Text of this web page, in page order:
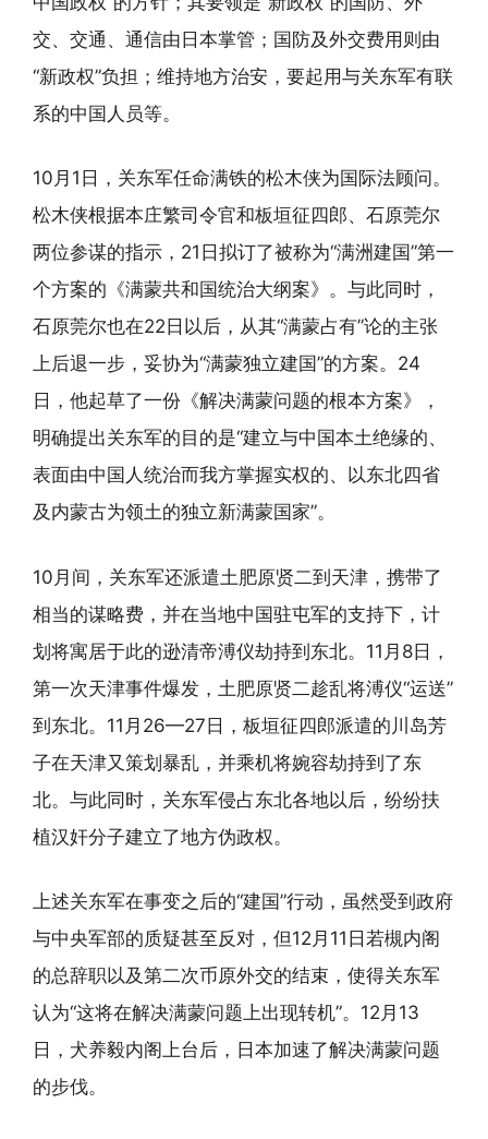
交、交通、通信由日本掌管；国防及外交费用则由
“新政权”负担；维持地方治安，要起用与关东军有联
系的中国人员等。
10月1日，关东军任命满铁的松木侠为国际法顾问。
松木侠根据本庄繁司令官和板垣征四郎、石原莞尔
两位参谋的指示，21日拟订了被称为“满洲建国”第一
个方案的《满蒙共和国统治大纲案》。与此同时，
石原莞尔也在22日以后，从其“满蒙占有”论的主张
上后退一步，妥协为“满蒙独立建国”的方案。24
日，他起草了一份《解决满蒙问题的根本方案》，
明确提出关东军的目的是“建立与中国本土绝缘的、
表面由中国人统治而我方掌握实权的、以东北四省
及内蒙古为领土的独立新满蒙国家”。
10月间，关东军还派遣土肥原贤二到天津，携带了
相当的谋略费，并在当地中国驻屯军的支持下，计
划将寓居于此的逊清帝溥仪劫持到东北。11月8日，
第一次天津事件爆发，土肥原贤二趁乱将溥仪“运送”
到东北。11月26—27日，板垣征四郎派遣的川岛芳
子在天津又策划暴乱，并乘机将婉容劫持到了东
北。与此同时，关东军侵占东北各地以后，纷纷扶
植汉奸分子建立了地方伪政权。
上述关东军在事变之后的“建国”行动，虽然受到政府
与中央军部的质疑甚至反对，但12月11日若槻内阁
的总辞职以及第二次币原外交的结束，使得关东军
认为“这将在解决满蒙问题上出现转机”。12月13
日，犬养毅内阁上台后，日本加速了解决满蒙问题
的步伐。